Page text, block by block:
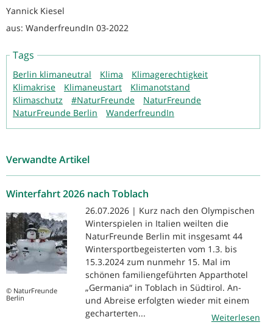
Yannick Kiesel
aus: WanderfreundIn 03-2022
Tags
Berlin klimaneutral Klima
Klimagerechtigkeit
Klimakrise
Klimaneustart
Klimanotstand
Klimaschutz
#NaturFreunde
NaturFreunde
NaturFreunde Berlin
WanderfreundIn
Verwandte Artikel
Winterfahrt 2026 nach Toblach
© NaturFreunde
Berlin
26.07.2026 | Kurz nach den Olympischen
Winterspielen in Italien weilten die
NaturFreunde Berlin mit insgesamt 44
Wintersportbegeisterten vom 1.3. bis
15.3.2024 zum nunmehr 15. Mal im
schönen familiengeführten Apparthotel
„Germania“ in Toblach in Südtirol. An-
und Abreise erfolgten wieder mit einem
gecharterten...
Weiterlesen